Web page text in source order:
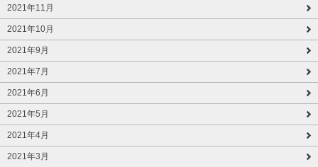
2021年11月
2021年10月
2021年9月
2021年7月
2021年6月
2021年5月
2021年4月
2021年3月